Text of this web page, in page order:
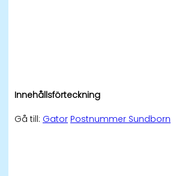
Innehållsförteckning
Gå till: Gator Postnummer Sundborn